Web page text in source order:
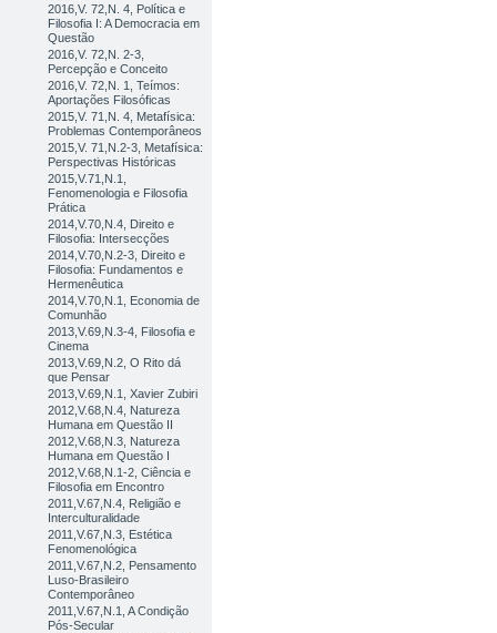
2016,V. 72,N. 4, Política e
Filosofia I: A Democracia em
Questão
2016,V. 72,N. 2-3,
Percepção e Conceito
2016,V. 72,N. 1, Teímos:
Aportações Filosóficas
2015,V. 71,N. 4, Metafísica:
Problemas Contemporâneos
2015,V. 71,N.2-3, Metafísica:
Perspectivas Históricas
2015,V.71,N.1,
Fenomenologia e Filosofia
Prática
2014,V.70,N.4, Direito e
Filosofia: Intersecções
2014,V.70,N.2-3, Direito e
Filosofia: Fundamentos e
Hermenêutica
2014,V.70,N.1, Economia de
Comunhão
2013,V.69,N.3-4, Filosofia e
Cinema
2013,V.69,N.2, O Rito dá
que Pensar
2013,V.69,N.1, Xavier Zubiri
2012,V.68,N.4, Natureza
Humana em Questão II
2012,V.68,N.3, Natureza
Humana em Questão I
2012,V.68,N.1-2, Ciência e
Filosofia em Encontro
2011,V.67,N.4, Religião e
Interculturalidade
2011,V.67,N.3, Estética
Fenomenológica
2011,V.67,N.2, Pensamento
Luso-Brasileiro
Contemporâneo
2011,V.67,N.1, A Condição
Pós-Secular